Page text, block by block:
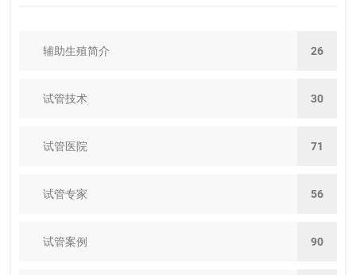
辅助生殖简介 26
试管技术 30
试管医院 71
试管专家 56
试管案例 90